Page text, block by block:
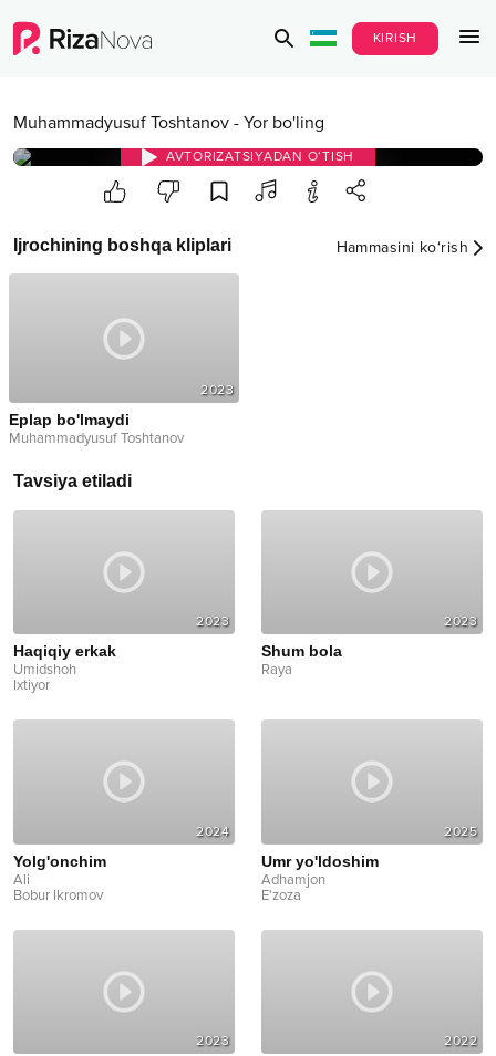
KIRISH
Muhammadyusuf Toshtanov - Yor bo'ling
AVTORIZATSIYADAN O‘TISH
Ijrochining boshqa kliplari Hammasini ko‘rish
2023
Eplap bo'lmaydi
Muhammadyusuf Toshtanov
Tavsiya etiladi
2023
Haqiqiy erkak
Umidshoh
Ixtiyor
2023
Shum bola
Raya
2024
Yolg'onchim
Ali
Bobur Ikromov
2025
Umr yo'ldoshim
Adhamjon
E'zoza
2023 2022